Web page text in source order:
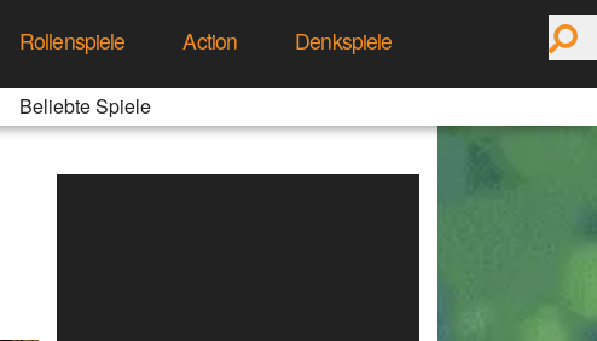
Rollenspiele Action
Denkspiele
Beliebte Spiele